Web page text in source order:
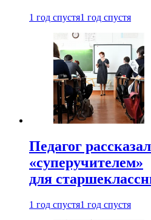
1 год спустя1 год спустя
Педагог
«суперучителем»
для
1 год спустя1 год спустя